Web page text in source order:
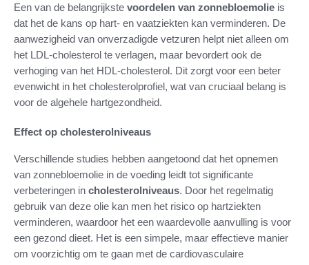
Een van de belangrijkste voordelen van zonnebloemolie is
dat het de kans op hart- en vaatziekten kan verminderen. De
aanwezigheid van onverzadigde vetzuren helpt niet alleen om
het LDL-cholesterol te verlagen, maar bevordert ook de
verhoging van het HDL-cholesterol. Dit zorgt voor een beter
evenwicht in het cholesterolprofiel, wat van cruciaal belang is
voor de algehele hartgezondheid.
Effect op cholesterolniveaus
Verschillende studies hebben aangetoond dat het opnemen
van zonnebloemolie in de voeding leidt tot significante
verbeteringen in cholesterolniveaus. Door het regelmatig
gebruik van deze olie kan men het risico op hartziekten
verminderen, waardoor het een waardevolle aanvulling is voor
een gezond dieet. Het is een simpele, maar effectieve manier
om voorzichtig om te gaan met de cardiovasculaire